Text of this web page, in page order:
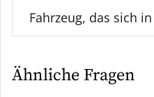
Fahrzeug, das sich
Ähnliche Fragen